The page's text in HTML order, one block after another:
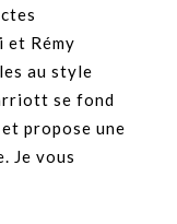
et Rémy
au style
se fond
propose une
Je vous